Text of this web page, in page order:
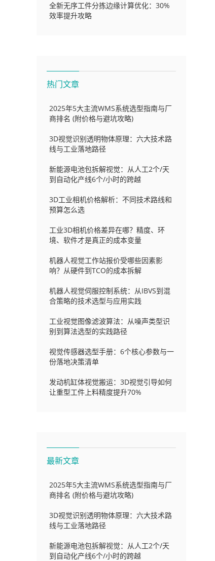
全新无序工件分拣边缘计算优化：30%
效率提升攻略
热门文章
2025年5大主流WMS系统选型指南与厂
商排名 (附价格与避坑攻略)
3D视觉识别透明物体原理：六大技术路
线与工业落地路径
新能源电池包拆解视觉：从人工2个/天
到自动化产线6个/小时的跨越
3D工业相机价格解析：不同技术路线和
预算怎么选
工业3D相机价格差异在哪？精度、环
境、软件才是真正的成本变量
机器人视觉工作站报价受哪些因素影
响？从硬件到TCO的成本拆解
机器人视觉伺服控制系统：从IBVS到混
合策略的技术选型与应用实践
工业视觉图像滤波算法：从噪声类型识
别到算法选型的实践路径
视觉传感器选型手册：6个核心参数与一
份落地决策清单
发动机缸体视觉搬运：3D视觉引导如何
让重型工件上料精度提升70%
最新文章
2025年5大主流WMS系统选型指南与厂
商排名 (附价格与避坑攻略)
3D视觉识别透明物体原理：六大技术路
线与工业落地路径
新能源电池包拆解视觉：从人工2个/天
到自动化产线6个/小时的跨越